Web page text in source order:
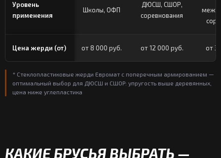
Уровень
применения
Школы, ОФП
ДЮСШ, СШОР,
соревнования
Цена жерди (от) от 8 000 руб. от 12 000 руб. от
* Стеклопластиковые жерди Евромат с поперечным армированием —
оптимальный выбор для ДЮСШ и СШОР: упругость выше деревянных,
цена ниже углепластика
КАКИЕ БРУСЬЯ ВЫБРАТЬ —